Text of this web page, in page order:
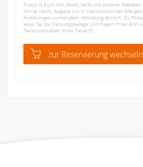
Preise in Euro inkl. MwSt. Nicht mit anderen
Vorrat reicht. Abgabe nur in handelsüblichen
Änderungen vorbehalten. Abbildung ähnlich. Zu
lesen Sie die Packungsbeilage und fragen Ihren Arzt
Tierarzneimitteln Ihren Tierarzt).
zur Reservierung wechseln